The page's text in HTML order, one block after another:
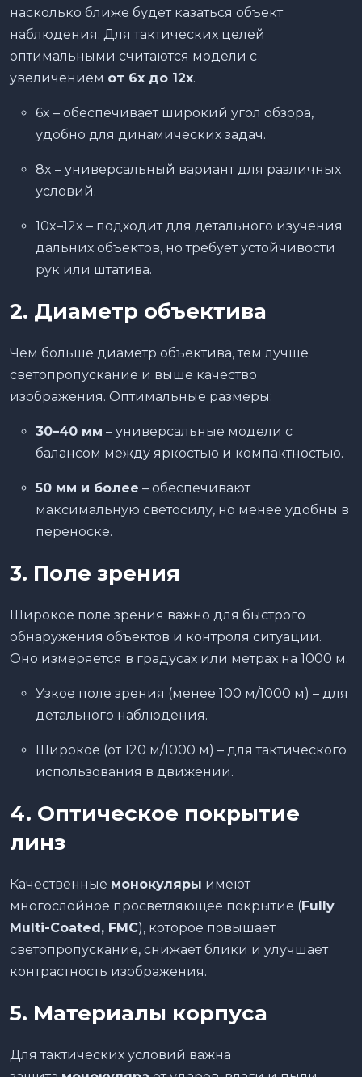
насколько ближе будет казаться объект
наблюдения. Для тактических целей
оптимальными считаются модели с
увеличением от 6x до 12x.
6x – обеспечивает широкий угол обзора,
удобно для динамических задач.
8x – универсальный вариант для различных
условий.
10x–12x – подходит для детального изучения
дальних объектов, но требует устойчивости
рук или штатива.
2. Диаметр объектива
Чем больше диаметр объектива, тем лучше
светопропускание и выше качество
изображения. Оптимальные размеры:
30–40 мм – универсальные модели с
балансом между яркостью и компактностью.
50 мм и более – обеспечивают
максимальную светосилу, но менее удобны в
переноске.
3. Поле зрения
Широкое поле зрения важно для быстрого
обнаружения объектов и контроля ситуации.
Оно измеряется в градусах или метрах на 1000 м.
Узкое поле зрения (менее 100 м/1000 м) – для
детального наблюдения.
Широкое (от 120 м/1000 м) – для тактического
использования в движении.
4. Оптическое покрытие
линз
Качественные монокуляры имеют
многослойное просветляющее покрытие (Fully
Multi-Coated, FMC), которое повышает
светопропускание, снижает блики и улучшает
контрастность изображения.
5. Материалы корпуса
Для тактических условий важна